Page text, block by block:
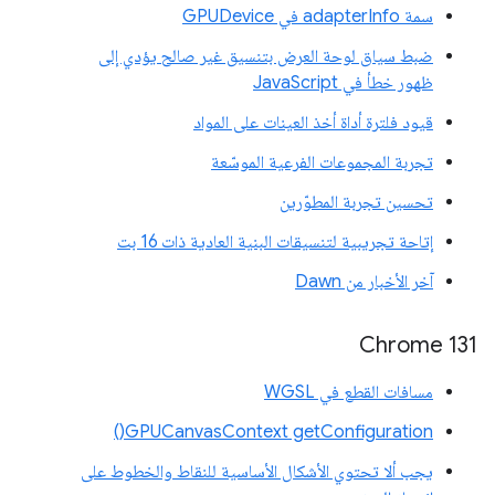
سمة adapterInfo في GPUDevice
ضبط سياق لوحة العرض بتنسيق غير صالح يؤدي إلى
ظهور خطأ في JavaScript
قيود فلترة أداة أخذ العينات على المواد
تجربة المجموعات الفرعية الموسّعة
تحسين تجربة المطوّرين
إتاحة تجريبية لتنسيقات البنية العادية ذات 16 بت
آخر الأخبار من Dawn
Chrome 131
مسافات القطع في WGSL
GPUCanvasContext getConfiguration()
يجب ألا تحتوي الأشكال الأساسية للنقاط والخطوط على